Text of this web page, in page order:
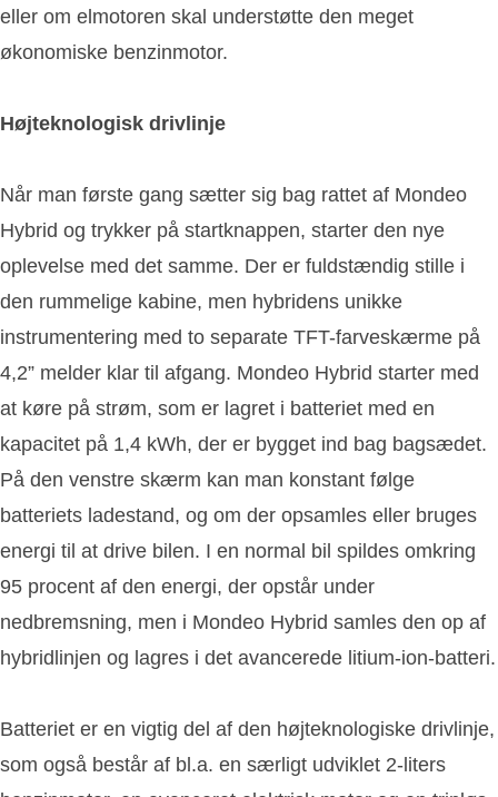
eller om elmotoren skal understøtte den meget
økonomiske benzinmotor.
Højteknologisk drivlinje
Når man første gang sætter sig bag rattet af Mondeo
Hybrid og trykker på startknappen, starter den nye
oplevelse med det samme. Der er fuldstændig stille i
den rummelige kabine, men hybridens unikke
instrumentering med to separate TFT-farveskærme på
4,2” melder klar til afgang. Mondeo Hybrid starter med
at køre på strøm, som er lagret i batteriet med en
kapacitet på 1,4 kWh, der er bygget ind bag bagsædet.
På den venstre skærm kan man konstant følge
batteriets ladestand, og om der opsamles eller bruges
energi til at drive bilen. I en normal bil spildes omkring
95 procent af den energi, der opstår under
nedbremsning, men i Mondeo Hybrid samles den op af
hybridlinjen og lagres i det avancerede litium-ion-batteri.
Batteriet er en vigtig del af den højteknologiske drivlinje,
som også består af bl.a. en særligt udviklet 2-liters